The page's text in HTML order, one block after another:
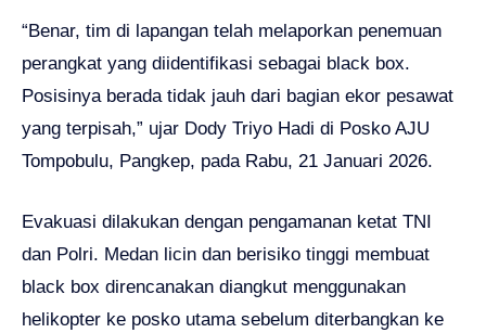
“Benar, tim di lapangan telah melaporkan penemuan
perangkat yang diidentifikasi sebagai black box.
Posisinya berada tidak jauh dari bagian ekor pesawat
yang terpisah,” ujar Dody Triyo Hadi di Posko AJU
Tompobulu, Pangkep, pada Rabu, 21 Januari 2026.
Evakuasi dilakukan dengan pengamanan ketat TNI
dan Polri. Medan licin dan berisiko tinggi membuat
black box direncanakan diangkut menggunakan
helikopter ke posko utama sebelum diterbangkan ke